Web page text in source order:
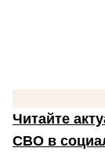
Читайте
СВО в